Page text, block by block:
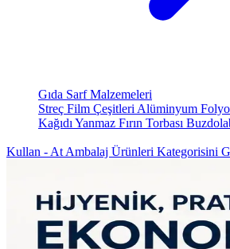
Gıda Sarf Malzemeleri
Streç Film Çeşitleri Alüminyum
Kağıdı Yanmaz Fırın Torbası
Kullan - At Ambalaj Ürünleri Kategorisini